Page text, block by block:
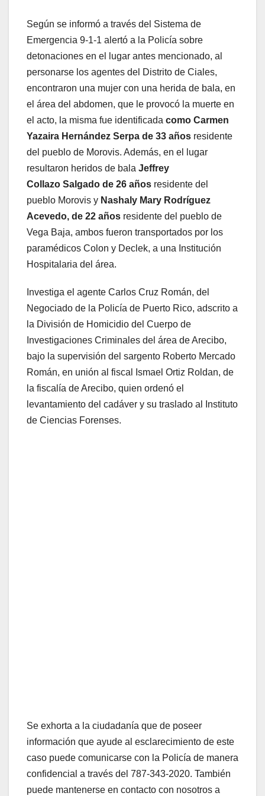
Según se informó a través del Sistema de
Emergencia 9-1-1 alertó a la Policía sobre
detonaciones en el lugar antes mencionado, al
personarse los agentes del Distrito de Ciales,
encontraron una mujer con una herida de bala, en
el área del abdomen, que le provocó la muerte en
el acto, la misma fue identificada como Carmen
Yazaira Hernández Serpa de 33 años residente
del pueblo de Morovis. Además, en el lugar
resultaron heridos de bala Jeffrey
Collazo Salgado de 26 años residente del
pueblo Morovis y Nashaly Mary Rodríguez
Acevedo, de 22 años residente del pueblo de
Vega Baja, ambos fueron transportados por los
paramédicos Colon y Declek, a una Institución
Hospitalaria del área.
Investiga el agente Carlos Cruz Román, del
Negociado de la Policía de Puerto Rico, adscrito a
la División de Homicidio del Cuerpo de
Investigaciones Criminales del área de Arecibo,
bajo la supervisión del sargento Roberto Mercado
Román, en unión al fiscal Ismael Ortiz Roldan, de
la fiscalía de Arecibo, quien ordenó el
levantamiento del cadáver y su traslado al Instituto
de Ciencias Forenses.
Se exhorta a la ciudadanía que de poseer
información que ayude al esclarecimiento de este
caso puede comunicarse con la Policía de manera
confidencial a través del 787-343-2020. También
puede mantenerse en contacto con nosotros a